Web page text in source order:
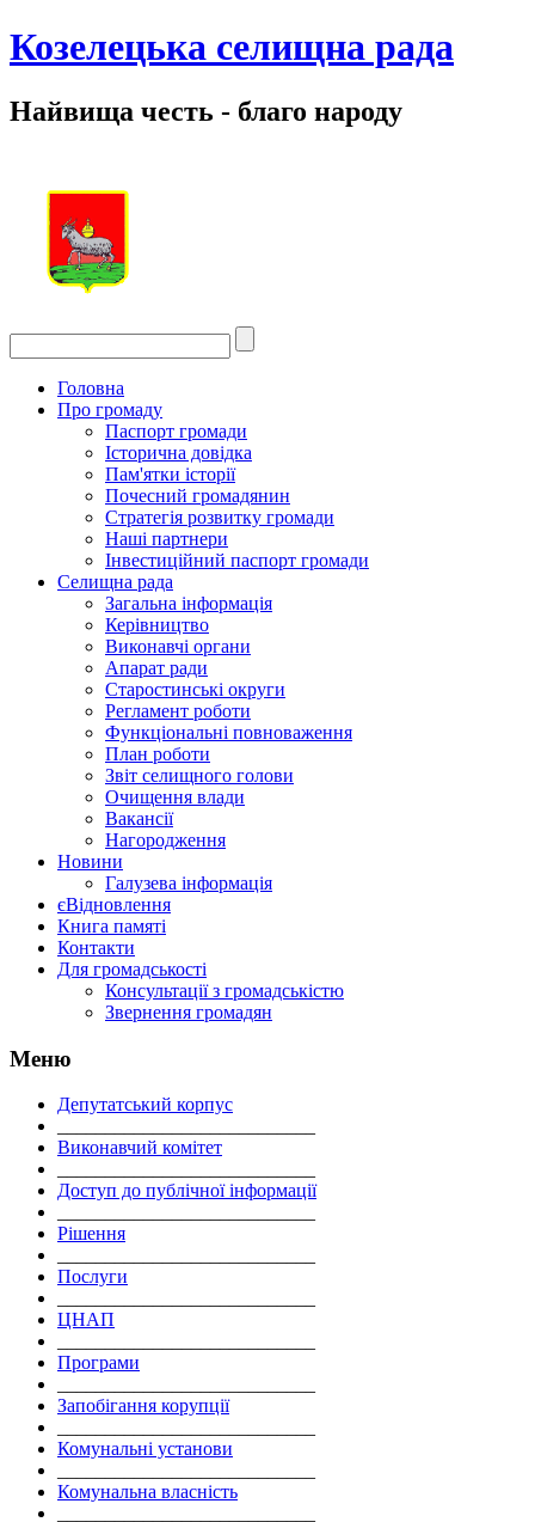
Козелецька селищна рада
Найвища честь - благо народу
Головна
Про громаду
Паспорт громади
Історична довідка
Пам'ятки історії
Почесний громадянин
Стратегія розвитку громади
Наші партнери
Інвестиційний паспорт громади
Селищна рада
Загальна інформація
Керівництво
Виконавчі органи
Апарат ради
Старостинські округи
Регламент роботи
Функціональні повноваження
План роботи
Звіт селищного голови
Очищення влади
Вакансії
Нагородження
Новини
Галузева інформація
єВідновлення
Книга памяті
Контакти
Для громадськості
Консультації з громадськістю
Звернення громадян
Меню
Депутатський корпус
Виконавчий комітет
Доступ до публічної інформації
Рішення
Послуги
ЦНАП
Програми
Запобігання корупції
Комунальні установи
Комунальна власність